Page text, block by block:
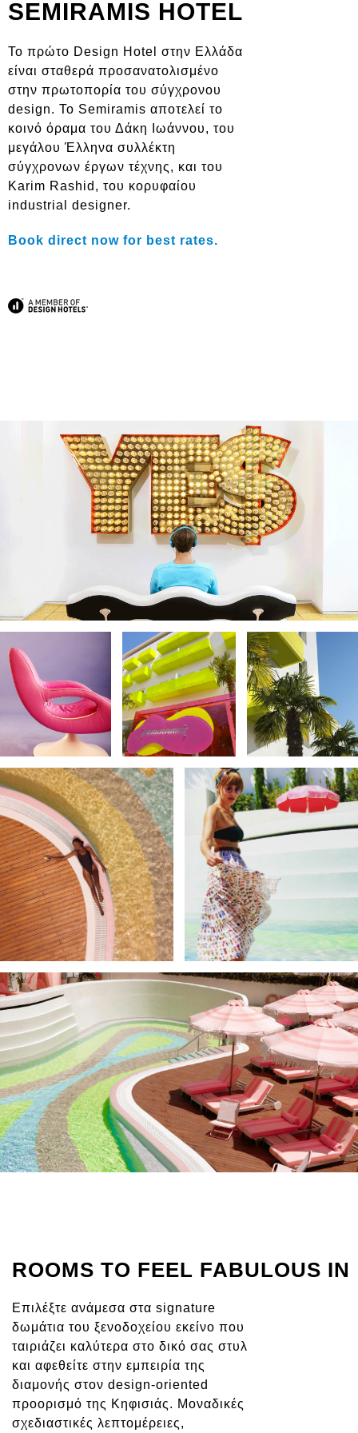
SEMIRAMIS HOTEL
Το πρώτο Design Hotel στην Ελλάδα
είναι σταθερά προσανατολισμένο
στην πρωτοπορία του σύγχρονου
design. To Semiramis αποτελεί το
κοινό όραμα του Δάκη Ιωάννου, του
μεγάλου Έλληνα συλλέκτη
σύγχρονων έργων τέχνης, και του
Karim Rashid, του κορυφαίου
industrial designer.
Book direct now for best rates.
ROOMS TO FEEL FABULOUS IN
Επιλέξτε ανάμεσα στα signature
δωμάτια του ξενοδοχείου εκείνο που
ταιριάζει καλύτερα στο δικό σας στυλ
και αφεθείτε στην εμπειρία της
διαμονής στον design-oriented
προορισμό της Κηφισιάς. Μοναδικές
σχεδιαστικές λεπτομέρειες,